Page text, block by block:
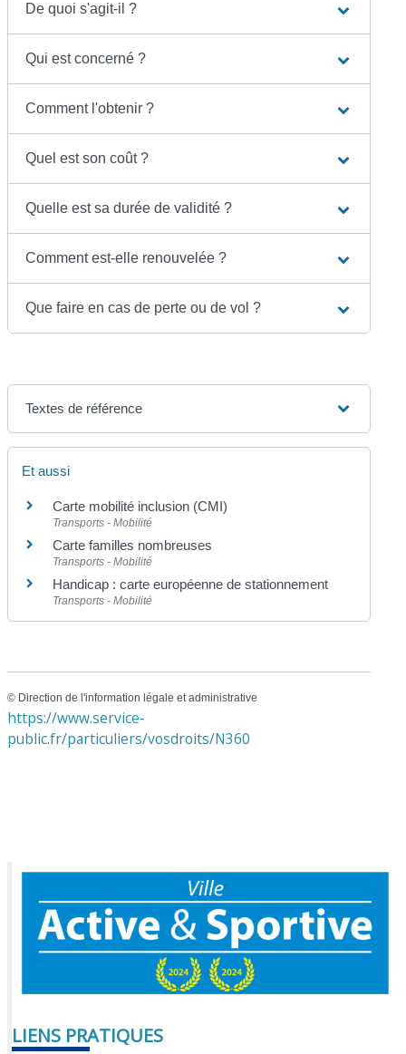
De quoi s'agit-il ?
Qui est concerné ?
Comment l'obtenir ?
Quel est son coût ?
Quelle est sa durée de validité ?
Comment est-elle renouvelée ?
Que faire en cas de perte ou de vol ?
Textes de référence
Et aussi
Carte mobilité inclusion (CMI)
Transports - Mobilité
Carte familles nombreuses
Transports - Mobilité
Handicap : carte européenne de stationnement
Transports - Mobilité
© Direction de l'information légale et administrative
https://www.service-
public.fr/particuliers/vosdroits/N360
LIENS PRATIQUES